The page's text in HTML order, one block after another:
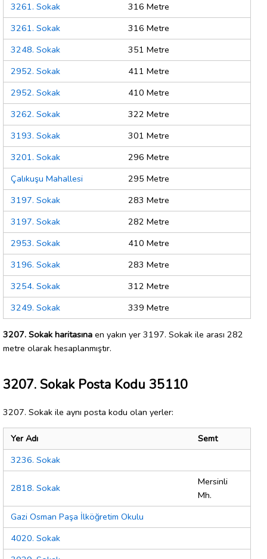
3261. Sokak
316 Metre
3261. Sokak
316 Metre
3248. Sokak
351 Metre
2952. Sokak
411 Metre
2952. Sokak
410 Metre
3262. Sokak
322 Metre
3193. Sokak
301 Metre
3201. Sokak
296 Metre
Çalıkuşu Mahallesi
295 Metre
3197. Sokak
283 Metre
3197. Sokak
282 Metre
2953. Sokak
410 Metre
3196. Sokak
283 Metre
3254. Sokak
312 Metre
3249. Sokak
339 Metre
3207. Sokak haritasına en yakın yer 3197. Sokak ile arası 282
metre olarak hesaplanmıştır.
3207. Sokak Posta Kodu 35110
3207. Sokak ile aynı posta kodu olan yerler:
Yer Adı
Semt
3236. Sokak
2818. Sokak
Mersinli
Mh.
Gazi Osman Paşa İlköğretim Okulu
4020. Sokak